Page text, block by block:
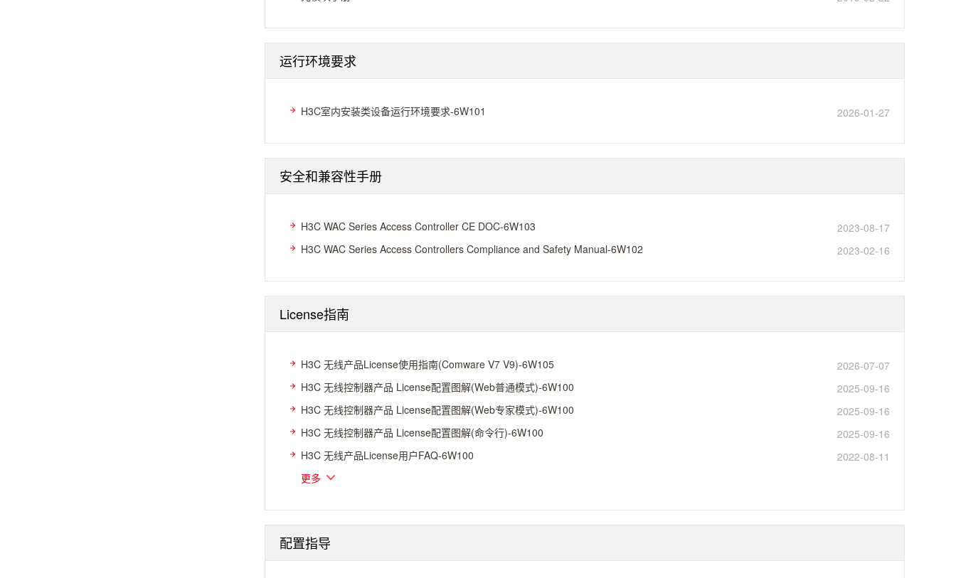
运行环境要求
H3C室内安装类设备运行环境要求-6W101 2026-01-27
安全和兼容性手册
H3C WAC Series Access Controller CE DOC-6W103
2023-08-17
H3C WAC Series Access Controllers Compliance and Safety Manual-6W102
2023-02-16
License指南
H3C 无线产品License使用指南(Comware V7 V9)-6W105
2026-07-07
H3C 无线控制器产品 License配置图解(Web普通模式)-6W100
2025-09-16
H3C 无线控制器产品 License配置图解(Web专家模式)-6W100
2025-09-16
H3C 无线控制器产品 License配置图解(命令行)-6W100
2025-09-16
H3C 无线产品License用户FAQ-6W100
2022-08-11
更多
配置指导